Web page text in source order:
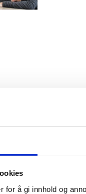
for å gi innhold og